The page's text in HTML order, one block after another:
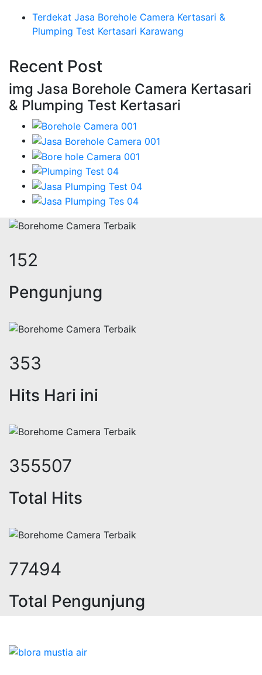
Terdekat Jasa Borehole Camera Kertasari &
Plumping Test Kertasari Karawang
Recent Post
img Jasa Borehole Camera Kertasari
& Plumping Test Kertasari
185
Pengunjung
435
Hits Hari ini
437984
Total Hits
95473
Total Pengunjung